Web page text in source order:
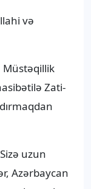
və
Müstəqillik
Zati-
uzun
Azərbaycan